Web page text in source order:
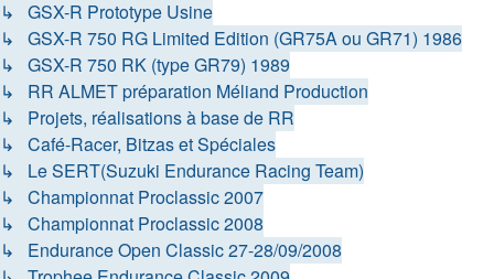
↳ GSX-R Prototype Usine
↳ GSX-R 750 RG Limited Edition (GR75A ou GR71) 1986
↳ GSX-R 750 RK (type GR79) 1989
↳ RR ALMET préparation Méliand Production
↳ Projets, réalisations à base de RR
↳ Café-Racer, Bitzas et Spéciales
↳ Le SERT(Suzuki Endurance Racing Team)
↳ Championnat Proclassic 2007
↳ Championnat Proclassic 2008
↳ Endurance Open Classic 27-28/09/2008